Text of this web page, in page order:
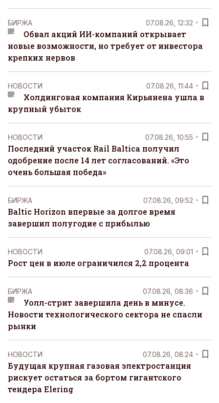
БИРЖА 07.08.26, 12:32
Обвал акций ИИ-компаний открывает
новые возможности, но требует от инвестора
крепких нервов
НОВОСТИ 07.08.26, 11:44
Холдинговая компания Кирьянена ушла в
крупный убыток
НОВОСТИ 07.08.26, 10:55
Последний участок Rail Baltica получил
одобрение после 14 лет согласований. «Это
очень большая победа»
БИРЖА 07.08.26, 09:52
Baltic Horizon впервые за долгое время
завершил полугодие с прибылью
НОВОСТИ 07.08.26, 09:01
Рост цен в июле ограничился 2,2 процента
БИРЖА 07.08.26, 08:36
Уолл-стрит завершила день в минусе.
Новости технологического сектора не спасли
рынки
НОВОСТИ 07.08.26, 08:24
Будущая крупная газовая электростанция
рискует остаться за бортом гигантского
тендера Elering